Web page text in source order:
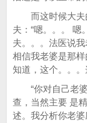
而这时候大夫
夫：“嗯。。。 嗯
夫。。。法医说
相信我老婆是那
知道，这个。。
“你对自己老婆
查，当然主要 是
述。我分析你老